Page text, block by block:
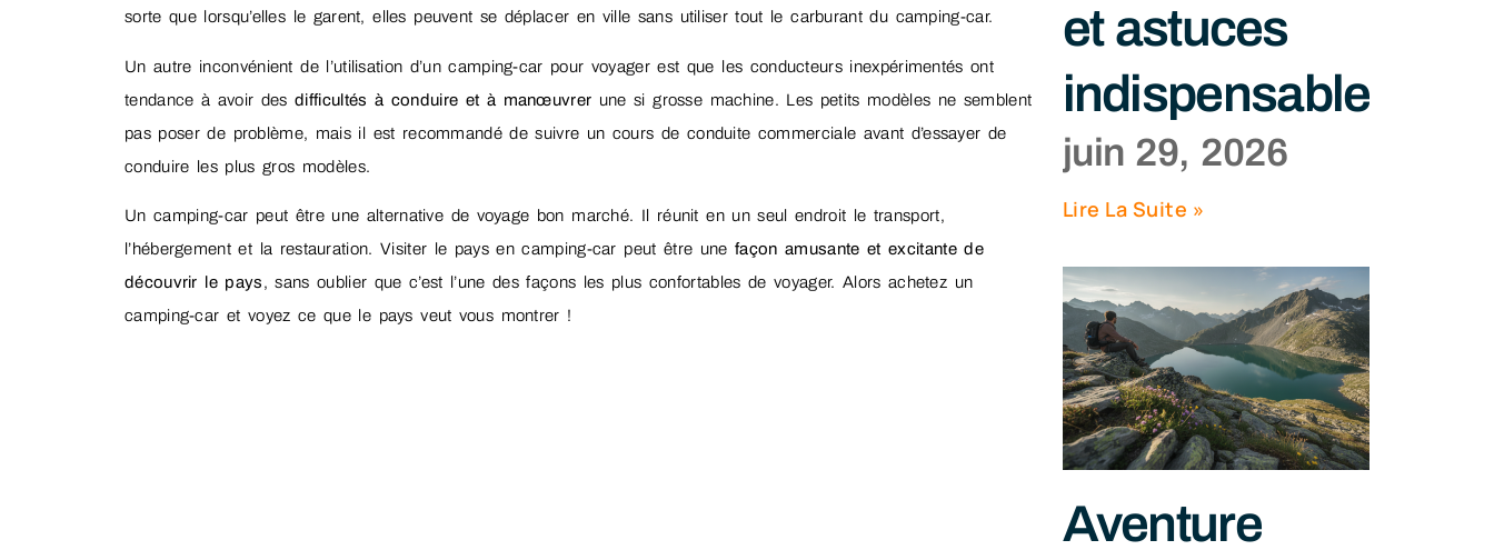
sorte que lorsqu’elles le garent, elles peuvent se déplacer en ville sans utiliser tout le carburant du camping-car.
Un autre inconvénient de l’utilisation d’un camping-car pour voyager est que les conducteurs inexpérimentés ont
tendance à avoir desdifficultés à conduire et à manœuvrer une si grosse machine. Les petits modèles ne semblent
pas poser de problème, mais il est recommandé de suivre un cours de conduite commerciale avant d’essayer de
conduire les plus gros modèles.
Un camping-car peut être une alternative de voyage bon marché. Il réunit en un seul endroit le transport,
l’hébergement et la restauration. Visiter le pays en camping-car peut être une façon amusante et excitante de
découvrir le pays, sans oublier que c’est l’une des façons les plus confortables de voyager. Alors achetez un
camping-car et voyez ce que le pays veut vous montrer !
et astuces
indispensables
juin 29, 2026
Lire La Suite »
Aventure